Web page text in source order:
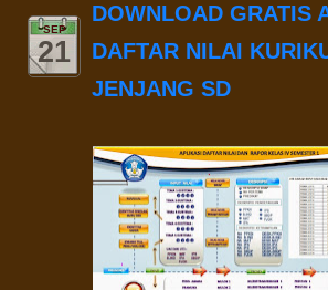
SEP
21
DOWNLOAD GRATIS
DAFTAR NILAI
JENJANG SD